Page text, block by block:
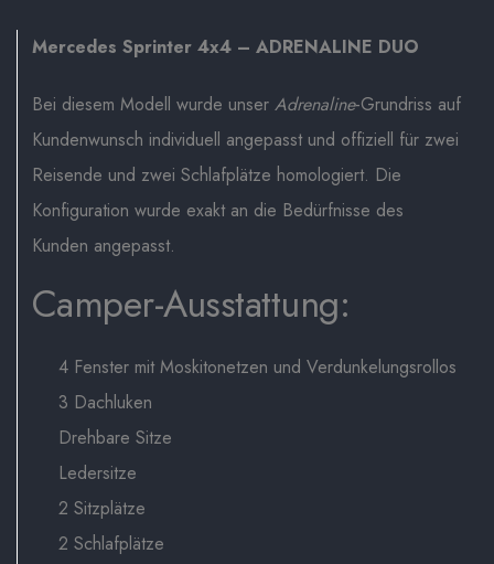
Mercedes Sprinter 4x4 – ADRENALINE DUO
Bei diesem Modell wurde unser Adrenaline-Grundriss auf
Kundenwunsch individuell angepasst und offiziell für zwei
Reisende und zwei Schlafplätze homologiert. Die
Konfiguration wurde exakt an die Bedürfnisse des
Kunden angepasst.
Camper-Ausstattung:
4 Fenster mit Moskitonetzen und Verdunkelungsrollos
3 Dachluken
Drehbare Sitze
Ledersitze
2 Sitzplätze
2 Schlafplätze